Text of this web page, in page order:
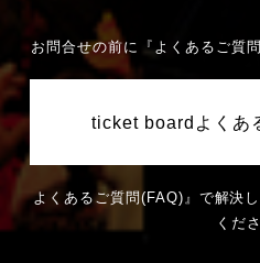
お問合せの前に『よくあるご質
ticket boardよくあ
よくあるご質問(FAQ)』で解決
くだ